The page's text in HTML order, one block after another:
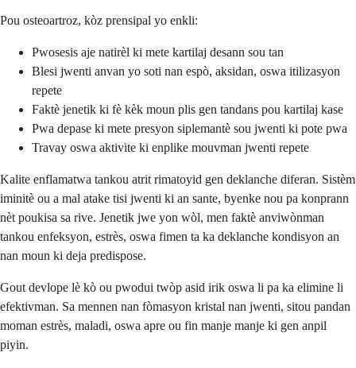
Pou osteoartroz, kòz prensipal yo enkli:
Pwosesis aje natirèl ki mete kartilaj desann sou tan
Blesi jwenti anvan yo soti nan espò, aksidan, oswa itilizasyon
repete
Faktè jenetik ki fè kèk moun plis gen tandans pou kartilaj kase
Pwa depase ki mete presyon siplemantè sou jwenti ki pote pwa
Travay oswa aktivite ki enplike mouvman jwenti repete
Kalite enflamatwa tankou atrit rimatoyid gen deklanche diferan. Sistèm
iminitè ou a mal atake tisi jwenti ki an sante, byenke nou pa konprann
nèt poukisa sa rive. Jenetik jwe yon wòl, men faktè anviwònman
tankou enfeksyon, estrès, oswa fimen ta ka deklanche kondisyon an
nan moun ki deja predispose.
Gout devlope lè kò ou pwodui twòp asid irik oswa li pa ka elimine li
efektivman. Sa mennen nan fòmasyon kristal nan jwenti, sitou pandan
moman estrès, maladi, oswa apre ou fin manje manje ki gen anpil
piyin.